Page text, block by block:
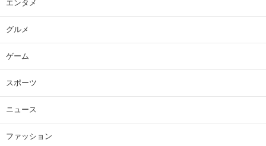
エンタメ
グルメ
ゲーム
スポーツ
ニュース
ファッション